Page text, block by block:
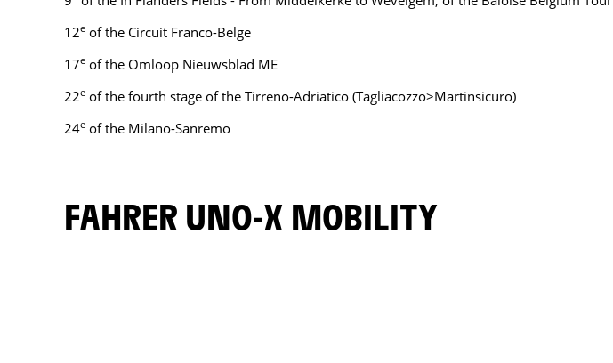
12e of the Circuit Franco-Belge
17e of the Omloop Nieuwsblad ME
22e of the fourth stage of the Tirreno-Adriatico (Tagliacozzo>Martinsicuro)
24e of the Milano-Sanremo
FAHRER UNO-X MOBILITY